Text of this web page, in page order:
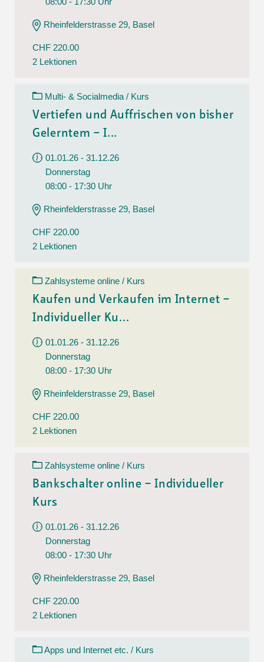
Rheinfelderstrasse 29, Basel
CHF 220.00
2 Lektionen
Multi- & Socialmedia / Kurs
Vertiefen und Auffrischen von bisher
Gelerntem – I...
01.01.26 - 31.12.26
Donnerstag
08:00 - 17:30 Uhr
Rheinfelderstrasse 29, Basel
CHF 220.00
2 Lektionen
Zahlsysteme online / Kurs
Kaufen und Verkaufen im Internet –
Individueller Ku...
01.01.26 - 31.12.26
Donnerstag
08:00 - 17:30 Uhr
Rheinfelderstrasse 29, Basel
CHF 220.00
2 Lektionen
Zahlsysteme online / Kurs
Bankschalter online – Individueller
Kurs
01.01.26 - 31.12.26
Donnerstag
08:00 - 17:30 Uhr
Rheinfelderstrasse 29, Basel
CHF 220.00
2 Lektionen
Apps und Internet etc. / Kurs